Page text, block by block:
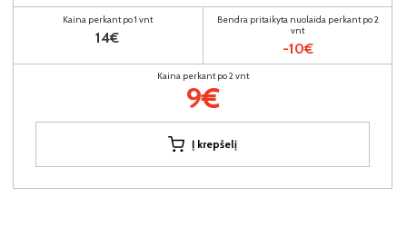
Kaina perkant po 1 vnt
14€
Bendra pritaikyta nuolaida perkant po 2
vnt
-10€
Kaina perkant po 2 vnt
9€
Į krepšelį